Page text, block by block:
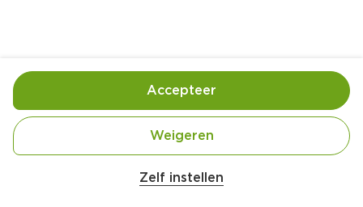
Ingrediënten Bereiding
Zelf instellen
Weigeren
Accepteer